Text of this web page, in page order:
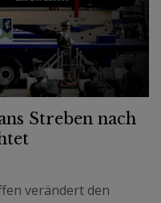
Streben nach
verändert den